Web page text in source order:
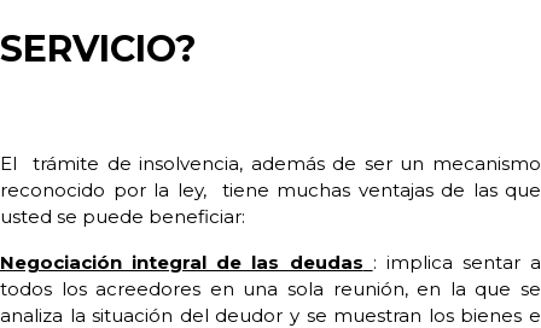
SERVICIO?
El
trámite de insolvencia, además de ser un mecanismo
reconocido por la ley,
tiene muchas ventajas de las que
usted se puede beneficiar:
Negociación integral de las deudas : implica sentar a
todos los acreedores en una sola reunión, en la que se
analiza la situación del deudor y se muestran los bienes e